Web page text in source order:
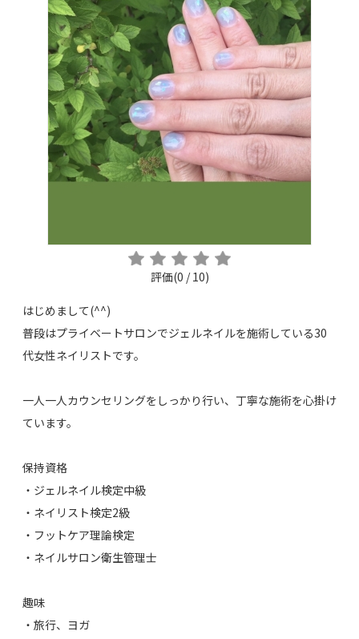
評価(0 / 10)
はじめまして(^^)
普段はプライベートサロンでジェルネイルを施術している30
代女性ネイリストです。
一人一人カウンセリングをしっかり行い、丁寧な施術を心掛け
ています。
保持資格
・ジェルネイル検定中級
・ネイリスト検定2級
・フットケア理論検定
・ネイルサロン衛生管理士
趣味
・旅行、ヨガ